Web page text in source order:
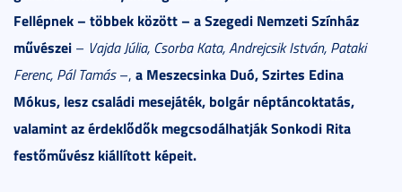
Fellépnek – többek között – a Szegedi Nemzeti Színház
művészei – Vajda Júlia, Csorba Kata, Andrejcsik István, Pataki
Ferenc, Pál Tamás–, a Meszecsinka Duó, Szirtes Edina
Mókus, lesz családi mesejáték, bolgár néptáncoktatás,
valamint az érdeklődők megcsodálhatják Sonkodi Rita
festőművész kiállított képeit.